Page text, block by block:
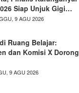
Siap Unjuk Gigi…
9 AGU 2026
Ruang Belajar:
dan Komisi X Dorong
9 AGU 2026